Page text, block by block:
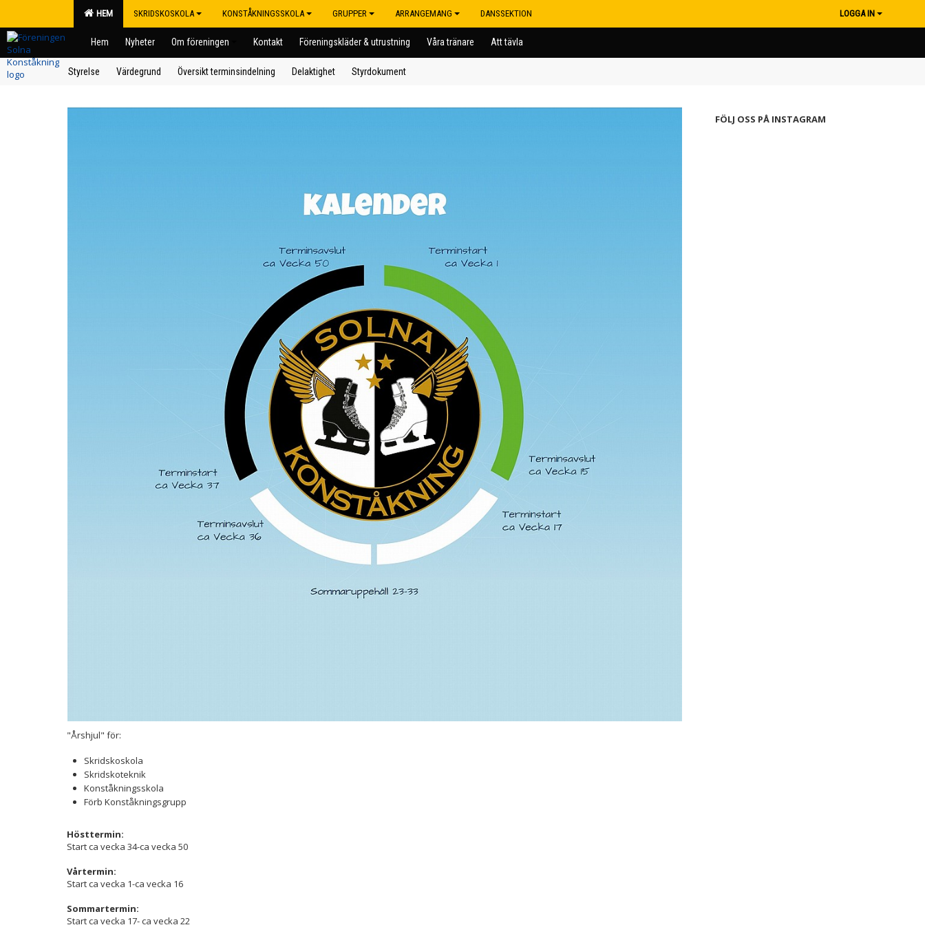
HEM SKRIDSKOSKOLA KONSTÅKNINGSSKOLA GRUPPER ARRANGEMANG DANSSEKTION LOGGA IN
Hem Nyheter Om föreningen Kontakt Föreningskläder & utrustning Våra tränare Att tävla
Styrelse Värdegrund Översikt terminsindelning Delaktighet Styrdokument
"Årshjul" för:
Skridskoskola
Skridskoteknik
Konståkningsskola
Förb Konståkningsgrupp
Hösttermin:
Start ca vecka 34-ca vecka 50
Vårtermin:
Start ca vecka 1-ca vecka 16
Sommartermin:
Start ca vecka 17- ca vecka 22
FÖLJ OSS PÅ INSTAGRAM